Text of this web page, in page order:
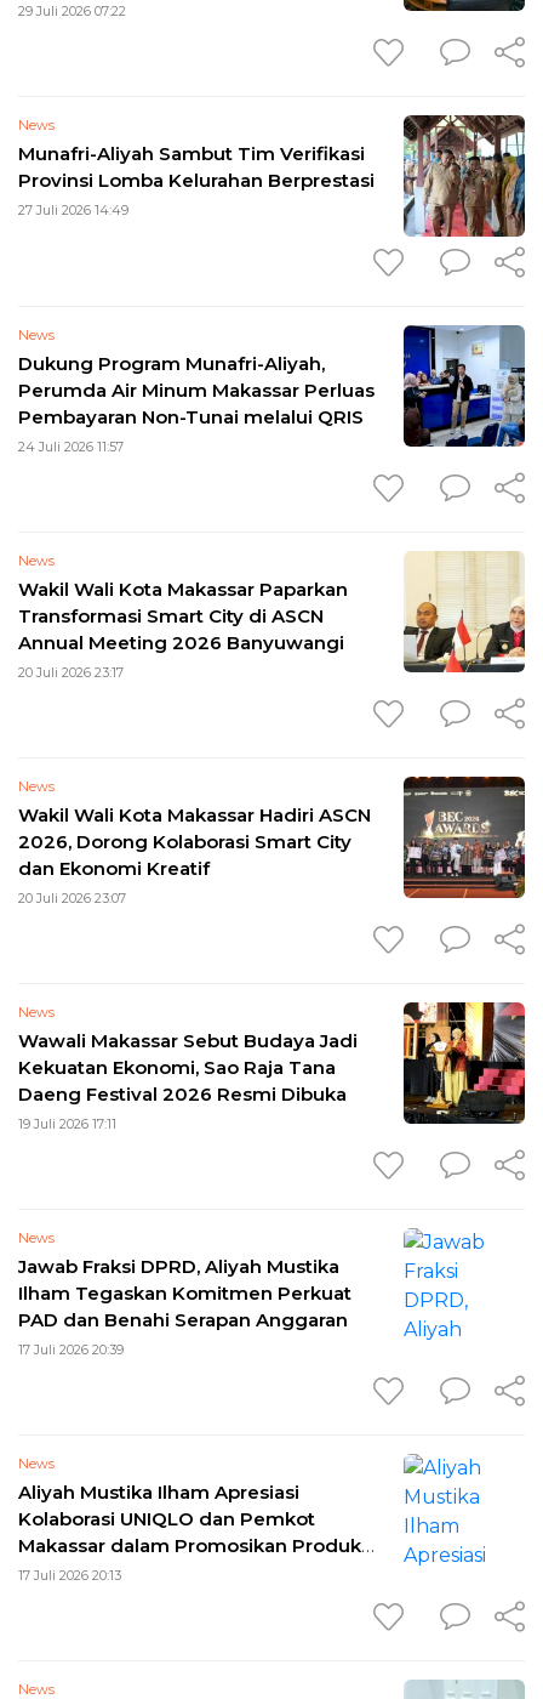
29 Juli 2026 07:22
News
Munafri-Aliyah Sambut Tim Verifikasi
Provinsi Lomba Kelurahan Berprestasi
27 Juli 2026 14:49
News
Dukung Program Munafri-Aliyah,
Perumda Air Minum Makassar Perluas
Pembayaran Non-Tunai melalui QRIS
24 Juli 2026 11:57
News
Wakil Wali Kota Makassar Paparkan
Transformasi Smart City di ASCN
Annual Meeting 2026 Banyuwangi
20 Juli 2026 23:17
News
Wakil Wali Kota Makassar Hadiri ASCN
2026, Dorong Kolaborasi Smart City
dan Ekonomi Kreatif
20 Juli 2026 23:07
News
Wawali Makassar Sebut Budaya Jadi
Kekuatan Ekonomi, Sao Raja Tana
Daeng Festival 2026 Resmi Dibuka
19 Juli 2026 17:11
News
Jawab Fraksi DPRD, Aliyah Mustika
Ilham Tegaskan Komitmen Perkuat
PAD dan Benahi Serapan Anggaran
17 Juli 2026 20:39
News
Aliyah Mustika Ilham Apresiasi
Kolaborasi UNIQLO dan Pemkot
Makassar dalam Promosikan Produk
UMKM
17 Juli 2026 20:13
News